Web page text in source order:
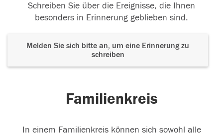
Schreiben Sie über die Ereignisse, die Ihnen
besonders in Erinnerung geblieben sind.
Melden Sie sich bitte an, um eine Erinnerung zu
schreiben
Familienkreis
In einem Familienkreis können sich sowohl alle